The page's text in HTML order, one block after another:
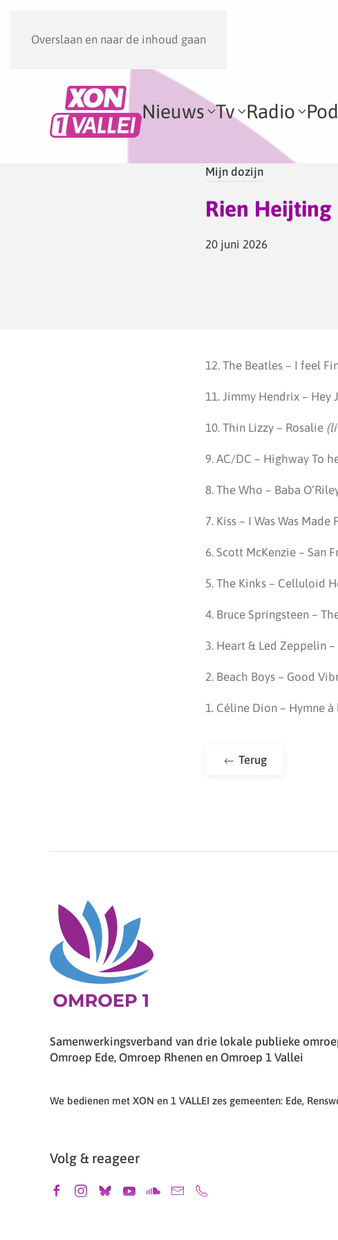
Overslaan en naar de inhoud gaan
Nieuws Tv Radio
Mijn dozijn
Rien Heijting
20 juni 2026
12. The Beatles – I feel
11. Jimmy Hendrix – Hey
10. Thin Lizzy – Rosalie
9. AC/DC – Highway To
8. The Who – Baba
7. Kiss – I Was Was Made
6. Scott McKenzie – San
5. The Kinks – Celluloid
4. Bruce Springsteen –
3. Heart & Led Zeppelin
2. Beach Boys – Good
1. Céline Dion – Hymne à
Terug
Samenwerkingsverband van drie lokale publieke
Omroep Ede, Omroep Rhenen en Omroep 1 Vallei
We bedienen met XON en 1 VALLEI zes gemeenten: Ede,
Volg & reageer